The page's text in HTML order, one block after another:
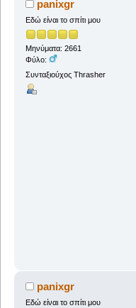
panixgr
Εδώ είναι το σπίτι μου
Μηνύματα: 2661
Φύλο:
Συνταξιούχος Thrasher
panixgr
Εδώ είναι το σπίτι μου